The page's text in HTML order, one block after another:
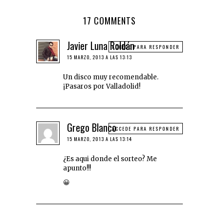
17 COMMENTS
Javier Luna Roldán
15 MARZO, 2013 A LAS 13:13
Un disco muy recomendable.
¡Pasaros por Valladolid!
ACCEDE PARA RESPONDER
Grego Blanco
15 MARZO, 2013 A LAS 13:14
¿Es aqui donde el sorteo? Me
apunto!!!
😀
ACCEDE PARA RESPONDER